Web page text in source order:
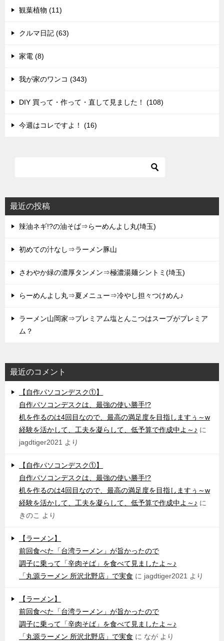
観葉植物 (11)
クルマ日記 (63)
家電 (8)
我が家のワンコ (343)
DIY 買って・作って・直して見ました！ (108)
今週はコレですよ！ (16)
最近の投稿
辣油ネギ!?の油そば⇒らーめんよし丸(埼玉)
初めての汁なし⇒ラーメン豚山
さわやか緑の濃厚タンメン⇒極濃湯麺シントミ(埼玉)
らーめんよし丸⇒夏メニュー⇒冷やし担々つけめん♪
ラーメン山岡家⇒プレミアム塩とんこつはスープがプレミア
ム？
最近のコメント
【自作パソコンデスク①】
自作パソコンデスクは、最強の使い勝手!?
机を作るのは4回目なので、最高の満足度を目指しますぅ～w
経験を活かして、工夫を凝らして、低予算で作成中よ～♪ に
jagdtiger2021 より
【自作パソコンデスク①】
自作パソコンデスクは、最強の使い勝手!?
机を作るのは4回目なので、最高の満足度を目指しますぅ～w
経験を活かして、工夫を凝らして、低予算で作成中よ～♪ に
きのこ
より
【ラーメン】
前回食べた「台湾ラーメン」が旨かったので
調子に乗って「辛肉そば」を食べて見ましたよ～♪
「丸源ラーメン 所沢北野店」で実食 に jagdtiger2021 より
【ラーメン】
前回食べた「台湾ラーメン」が旨かったので
調子に乗って「辛肉そば」を食べて見ましたよ～♪
「丸源ラーメン 所沢北野店」で実食 に なが より